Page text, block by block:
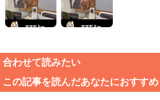
合わせて読みたい
この記事を読んだあなたにおすすめ